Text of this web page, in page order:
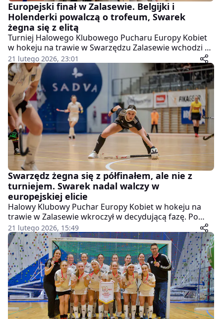
Europejski finał w Zalasewie. Belgijki i
Holenderki powalczą o trofeum, Swarek
żegna się z elitą
Turniej Halowego Klubowego Pucharu Europy Kobiet
w hokeju na trawie w Swarzędzu Zalasewie wchodzi w
decydującą fazę. W niedzielnym finale zmierzą się
belgijski Waterloo Ducks HC oraz holenderski HC ’s-
Hertogenbosch. Gospodynie z UKS SP5 Swarek
Swarzędz nie zdołały natomiast utrzymać miejsca w
najwyższej dywizji i zakończą rywalizację meczem o
honor.
21 lutego 2026, 23:01
Swarzędz żegna się z półfinałem, ale nie z
turniejem. Swarek nadal walczy w
europejskiej elicie
Halowy Klubowy Puchar Europy Kobiet w hokeju na
trawie w Zalasewie wkroczył w decydującą fazę. Po
zakończeniu spotkań grupowych poznaliśmy cztery
drużyny, które powalczą o trofeum – mistrzynie
Holandii, Anglii, Belgii i Niemiec. W grze o medale
zabraknie gospodarzy z UKS SP5 Swarek Swarzędz,
jednak wielkopolska ekipa wciąż pozostaje w turnieju i
walczy o utrzymanie w najwyższej klasie
rozgrywkowej.
21 lutego 2026, 15:49